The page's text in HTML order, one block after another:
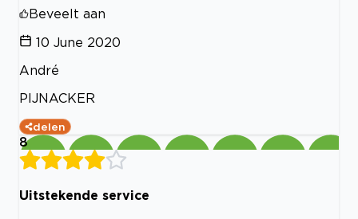
Beveelt aan
10 June 2020
André
PIJNACKER
delen
8
Uitstekende service